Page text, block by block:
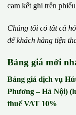
cam kết ghi trên
Chúng tôi có tất cả hó
đểkhách hàng tiện
Bảng giá mới
Bảng giá dịch vụ
Phương – Hà Nội)
thuế VAT 10%